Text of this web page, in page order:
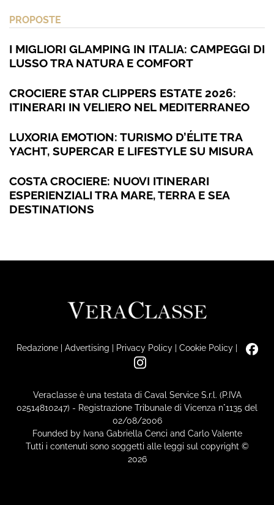
PROPOSTE
I MIGLIORI GLAMPING IN ITALIA: CAMPEGGI DI
LUSSO TRA NATURA E COMFORT
CROCIERE STAR CLIPPERS ESTATE 2026:
ITINERARI IN VELIERO NEL MEDITERRANEO
LUXORIA EMOTION: TURISMO D’ÉLITE TRA
YACHT, SUPERCAR E LIFESTYLE SU MISURA
COSTA CROCIERE: NUOVI ITINERARI
ESPERIENZIALI TRA MARE, TERRA E SEA
DESTINATIONS
Redazione| Advertising | Privacy Policy| Cookie Policy|
Veraclasse è una testata di Caval Service S.r.l. (P.IVA
02514810247) - Registrazione Tribunale di Vicenza n°1135 del
02/08/2006
Founded by Ivana Gabriella Cenci and Carlo Valente
Tutti i contenuti sono soggetti alle leggi sul copyright ©
2026